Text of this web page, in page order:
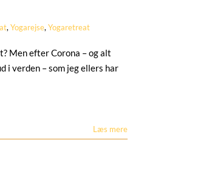
,Yogarejse,Yogaretreat
Men efter Corona – og alt
i verden – som jeg ellers har
Læs mere